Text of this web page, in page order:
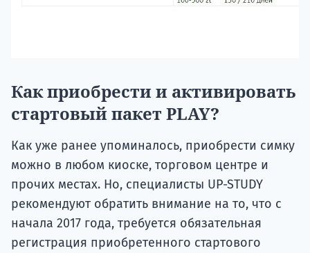
Как приобрести и активировать
стартовый пакет PLAY?
Как уже ранее упоминалось, приобрести симку
можно в любом киоске, торговом центре и
прочих местах. Но, специалисты UP-STUDY
рекомендуют обратить внимание на то, что с
начала 2017 года, требуется обязательная
регистрация приобретенного стартового